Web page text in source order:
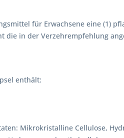
für Erwachsene eine (1)
die in der Verzehrempfehlung
enthält:
Mikrokristalline Cellulose,